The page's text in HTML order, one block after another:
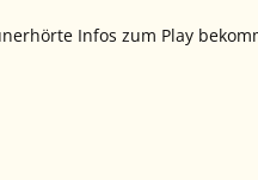
Infos zum Play